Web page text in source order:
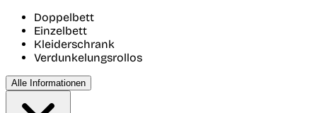
Doppelbett
Einzelbett
Kleiderschrank
Verdunkelungsrollos
Alle Informationen